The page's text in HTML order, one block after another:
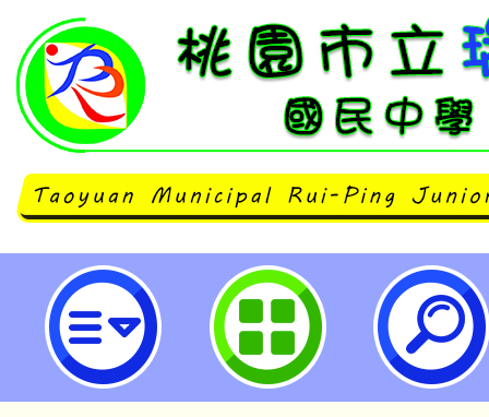
2026文藻國高中雙外語冬令營海
國民中學